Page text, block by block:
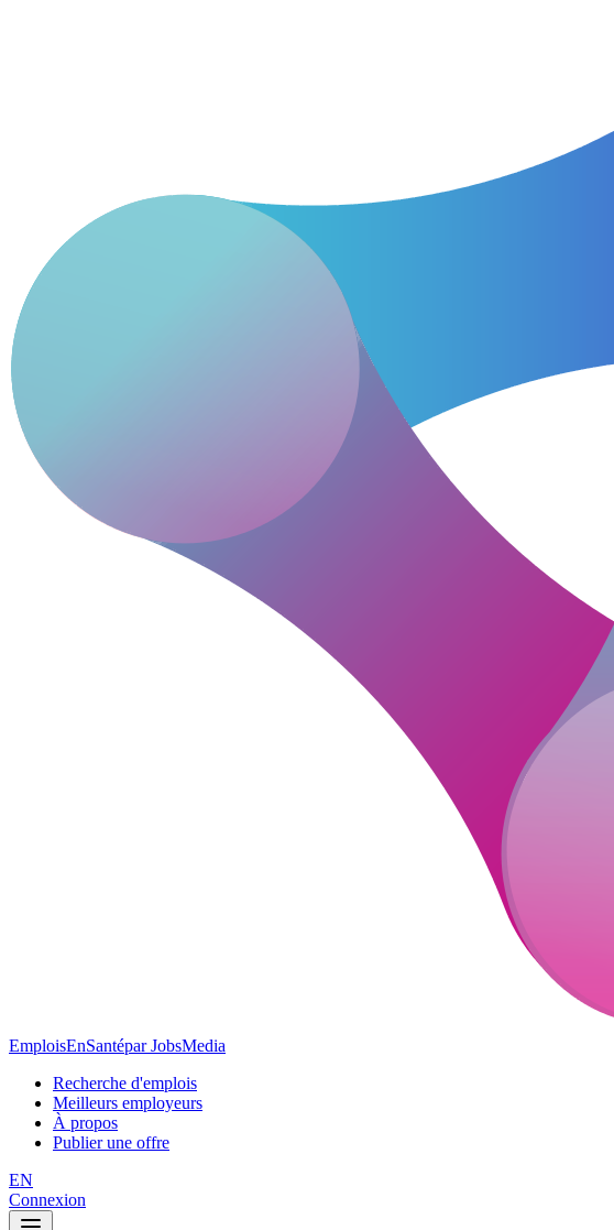
EmploisEnSantépar JobsMedia
Recherche d'emplois
Meilleurs employeurs
À propos
Publier une offre
EN
Connexion